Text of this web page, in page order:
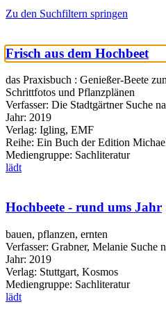
Zu den Suchfiltern springen
Frisch aus dem Hochbeet
das Praxisbuch : Genießer-Beete
Schrittfotos und Pflanzplänen
Verfasser: Die Stadtgärtner Suche
Jahr: 2019
Verlag: Igling, EMF
Reihe: Ein Buch der Edition
Mediengruppe: Sachliteratur
lädt
Hochbeete - rund ums Jahr
bauen, pflanzen, ernten
Verfasser: Grabner, Melanie Suche
Jahr: 2019
Verlag: Stuttgart, Kosmos
Mediengruppe: Sachliteratur
lädt